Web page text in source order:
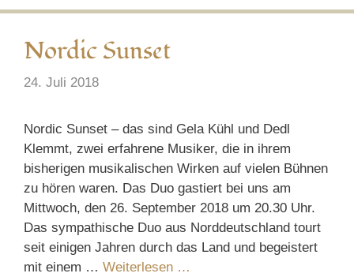
Nordic Sunset
24. Juli 2018
Nordic Sunset – das sind Gela Kühl und Dedl
Klemmt, zwei erfahrene Musiker, die in ihrem
bisherigen musikalischen Wirken auf vielen Bühnen
zu hören waren. Das Duo gastiert bei uns am
Mittwoch, den 26. September 2018 um 20.30 Uhr.
Das sympathische Duo aus Norddeutschland tourt
seit einigen Jahren durch das Land und begeistert
mit einem … Weiterlesen …